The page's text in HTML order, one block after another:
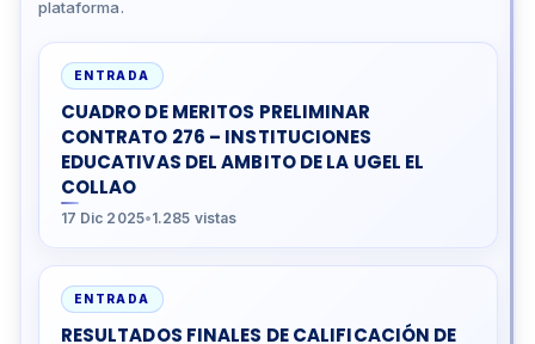
plataforma.
ENTRADA
CUADRO DE MERITOS PRELIMINAR
CONTRATO 276 – INSTITUCIONES
EDUCATIVAS DEL AMBITO DE LA UGEL EL
COLLAO
17 Dic 2025•1.285 vistas
ENTRADA
RESULTADOS FINALES DE CALIFICACIÓN DE